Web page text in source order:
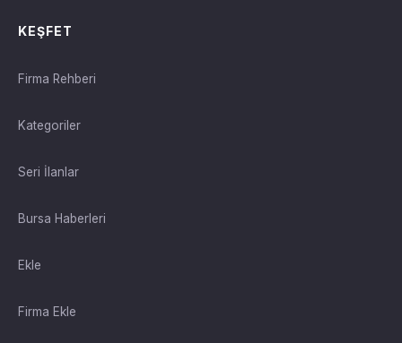
KEŞFET
Firma Rehberi
Kategoriler
Seri İlanlar
Bursa Haberleri
Ekle
Firma Ekle